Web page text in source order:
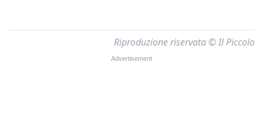
Riproduzione riservata © Il Piccolo